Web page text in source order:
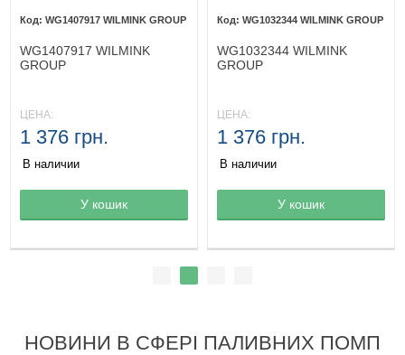
Товар в корзине
WG1407917 WILMINK GROUP
WG1407917 WILMINK
GROUP
ЦЕНА:
1 376 грн.
В наличии
У кошик Товар в корзине
WG1032344 WILMINK GROUP
WG1032344 WILMINK
GROUP
ЦЕНА:
1 376 грн.
В наличии
У кошик
НОВИНИ В СФЕРІ ПАЛИВНИХ ПОМП